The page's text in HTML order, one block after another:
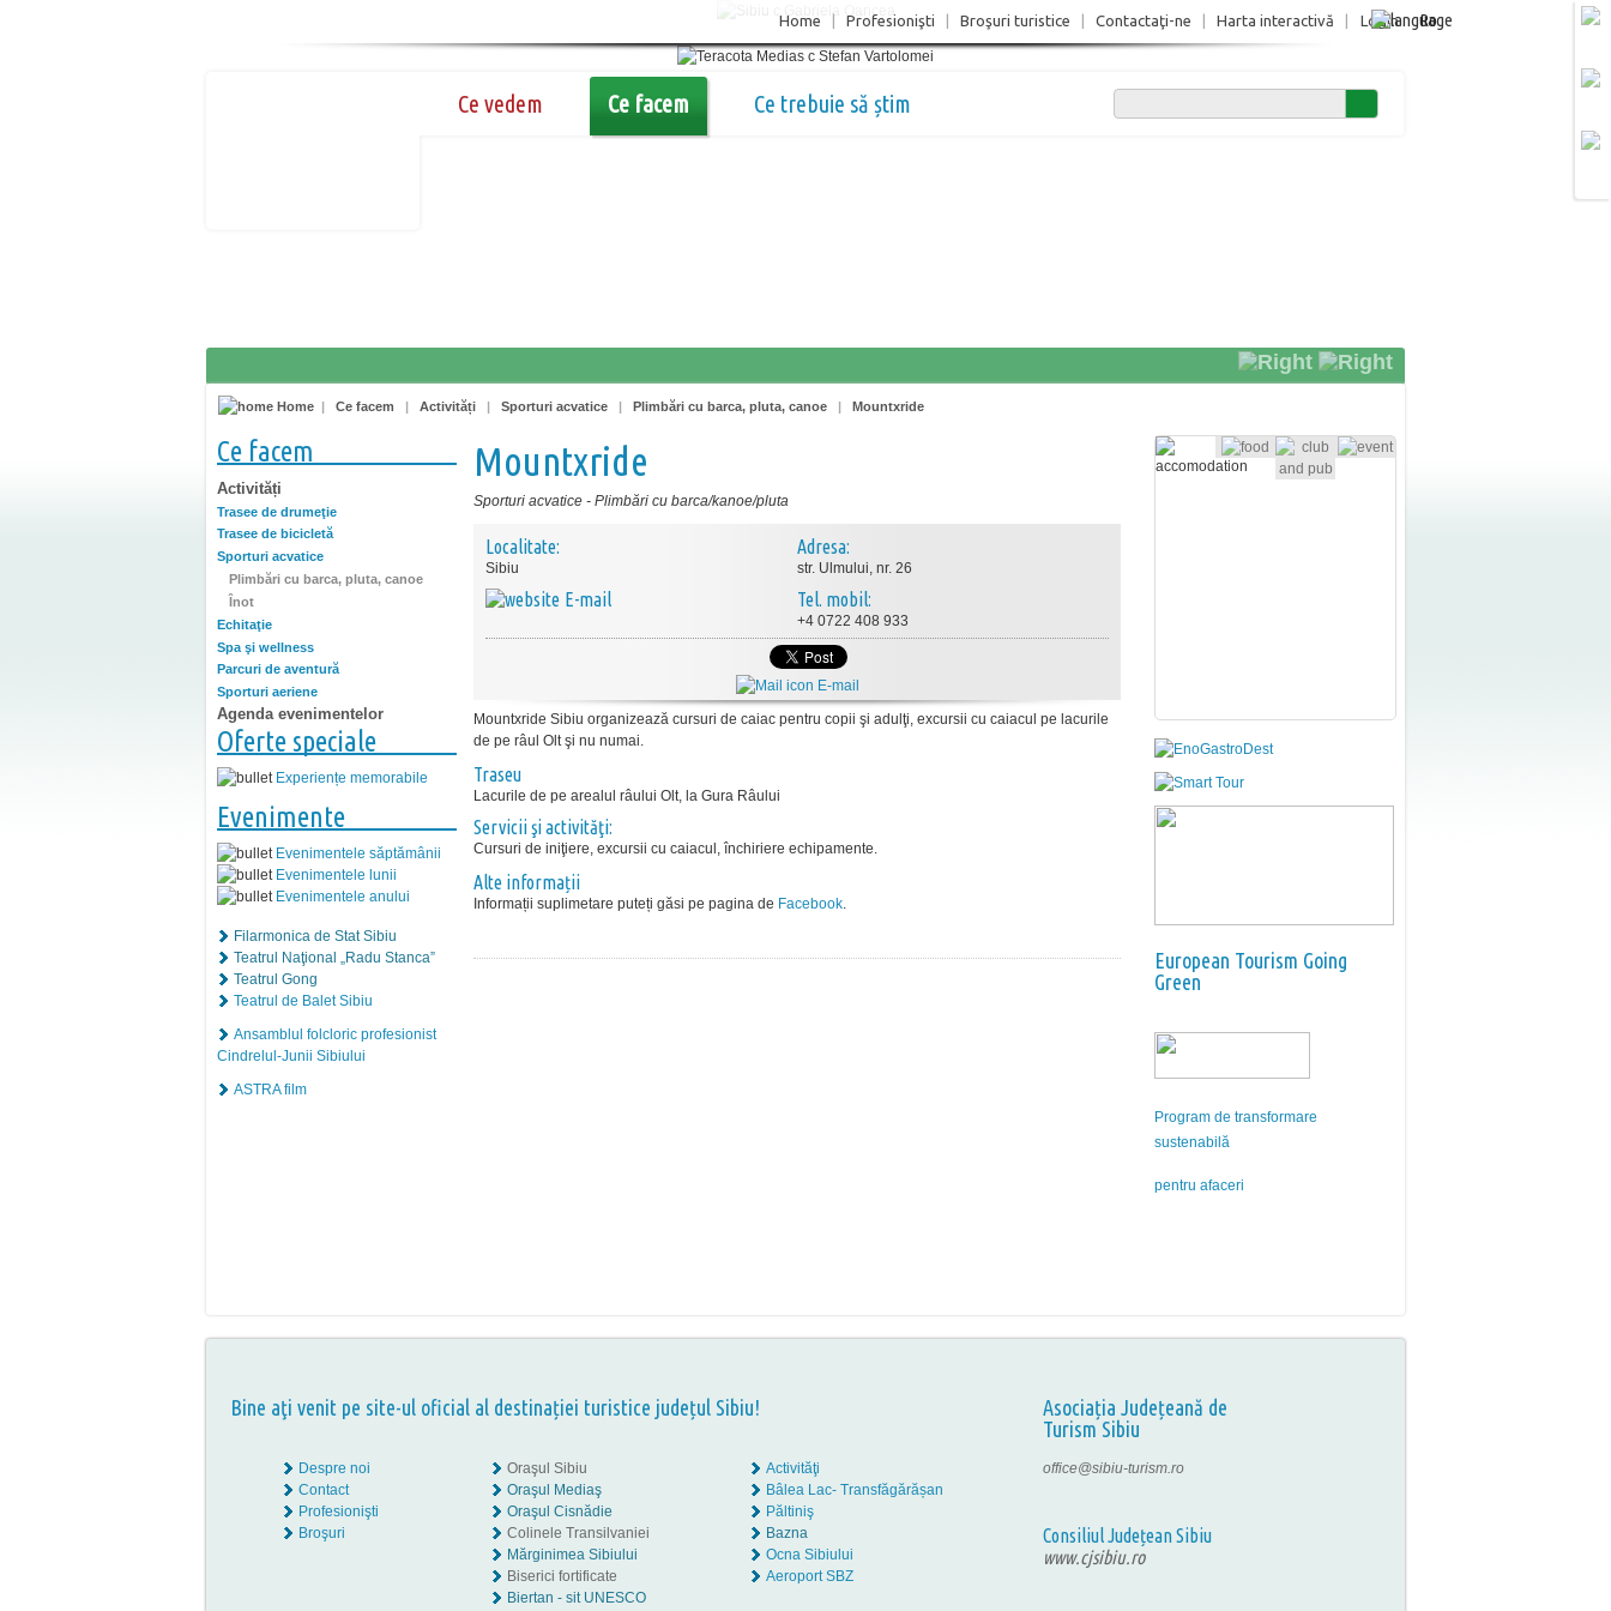
Login Ro
Home Profesionişti Broşuri turistice Contactaţi-ne Harta interactivă
Ce vedem Ce facem Ce trebuie să știm
Home | Ce facem | Activități | Sporturi acvatice | Plimbări cu barca, pluta, canoe | Mountxride
Ce facem
Activități
Trasee de drumeţie
Trasee de bicicletă
Sporturi acvatice
Plimbări cu barca, pluta, canoe
Înot
Echitaţie
Spa şi wellness
Parcuri de aventură
Sporturi aeriene
Agenda evenimentelor
Oferte speciale
Experiențe memorabile
Evenimente
Evenimentele săptămânii
Evenimentele lunii
Evenimentele anului
Filarmonica de Stat Sibiu
Teatrul Naţional „Radu Stanca”
Teatrul Gong
Teatrul de Balet Sibiu
Ansamblul folcloric profesionist
Cindrelul-Junii Sibiului
ASTRA film
Mountxride
Sporturi acvatice - Plimbări cu barca/kanoe/pluta
Localitate:
Sibiu
E-mail
Adresa:
str. Ulmului, nr. 26
Tel. mobil:
+4 0722 408 933
E-mail
Mountxride Sibiu organizează cursuri de caiac pentru copii şi adulţi, excursii cu caiacul pe lacurile
de pe râul Olt şi nu numai.
Traseu
Lacurile de pe arealul râului Olt, la Gura Râului
Servicii şi activităţi:
Cursuri de iniţiere, excursii cu caiacul, închiriere echipamente.
Alte informații
Informații suplimetare puteți găsi pe pagina de Facebook.
European Tourism Going
Green
Program de transformare
sustenabilă
pentru afaceri
Bine aţi venit pe site-ul oficial al destinației turistice județul Sibiu!
Asociația Județeană de
Turism Sibiu
Despre noi
Contact
Profesionişti
Broşuri
Oraşul Sibiu
Oraşul Mediaş
Oraşul Cisnădie
Colinele Transilvaniei
Mărginimea Sibiului
Biserici fortificate
Biertan - sit UNESCO
Activităţi
Bâlea Lac- Transfăgărășan
Păltiniş
Bazna
Ocna Sibiului
Aeroport SBZ
office@sibiu-turism.ro
Consiliul Județean Sibiu
www.cjsibiu.ro